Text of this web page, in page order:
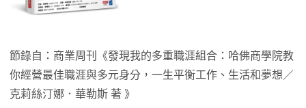
節錄自：商業周刊《發現我的多重職涯組合：哈佛商學院教
你經營最佳職涯與多元身分，一生平衡工作、生活和夢想／
克莉絲汀娜．華勒斯 著 》